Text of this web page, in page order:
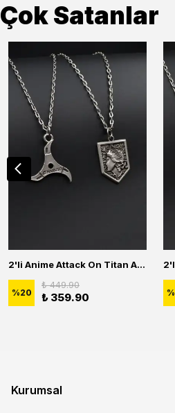
Çok Satanlar
2'li Anime Attack On Titan Acrylic Maria Anime Naruto Erkek Kadın Kolye Seti
%20
₺ 449.90
₺ 359.90 %
Kurumsal